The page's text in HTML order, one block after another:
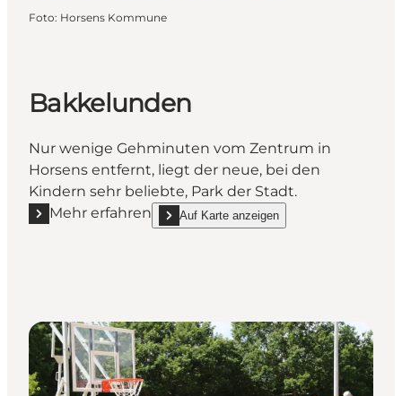
Foto: Horsens Kommune
Bakkelunden
Nur wenige Gehminuten vom Zentrum in
Horsens entfernt, liegt der neue, bei den
Kindern sehr beliebte, Park der Stadt.
Mehr erfahren
Mehr erfahren "Bakkelunden"
Auf Karte anzeigen
show Bakkelunden on_map